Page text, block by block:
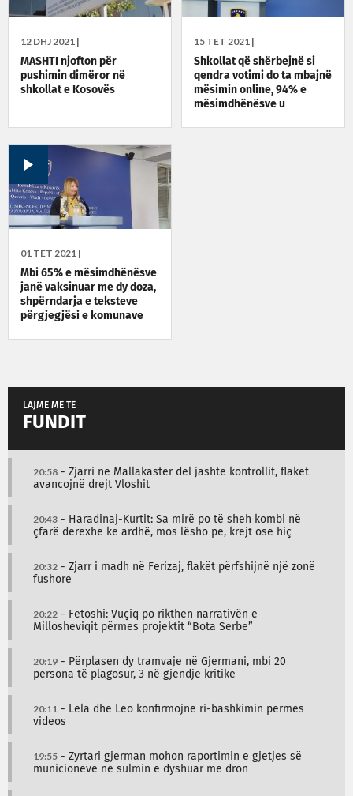
12 DHJ 2021 |
MASHTI njofton për
pushimin dimëror në
shkollat e Kosovës
15 TET 2021 |
Shkollat që shërbejnë si
qendra votimi do ta mbajnë
mësimin online, 94% e
mësimdhënësve u
01 TET 2021 |
Mbi 65% e mësimdhënësve
janë vaksinuar me dy doza,
shpërndarja e teksteve
përgjegjësi e komunave
LAJME MË TË
FUNDIT
20:58 - Zjarri në Mallakastër del jashtë kontrollit, flakët
avancojnë drejt Vloshit
20:43 - Haradinaj-Kurtit: Sa mirë po të sheh kombi në
çfarë derexhe ke ardhë, mos lësho pe, krejt ose hiç
20:32 - Zjarr i madh në Ferizaj, flakët përfshijnë një zonë
fushore
20:22 - Fetoshi: Vuçiq po rikthen narrativën e
Millosheviqit përmes projektit “Bota Serbe”
20:19 - Përplasen dy tramvaje në Gjermani, mbi 20
persona të plagosur, 3 në gjendje kritike
20:11 - Lela dhe Leo konfirmojnë ri-bashkimin përmes
videos
19:55 - Zyrtari gjerman mohon raportimin e gjetjes së
municioneve në sulmin e dyshuar me dron